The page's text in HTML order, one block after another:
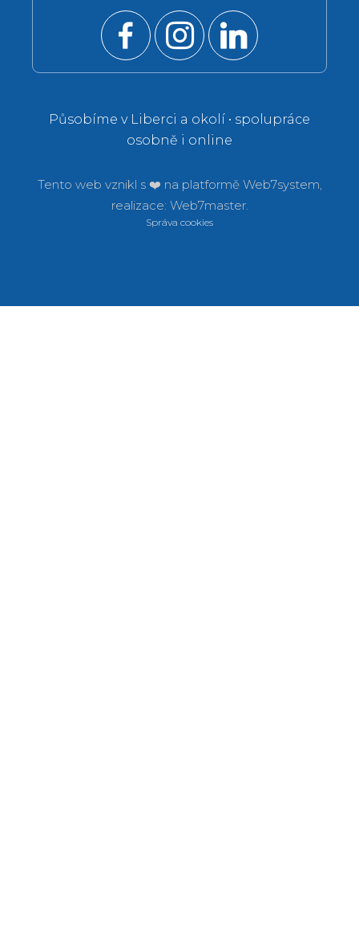
Působíme v Liberci a okolí • spolupráce
osobně i online
Tento web vznikl s ❤️ na platformě Web7system,
realizace: Web7master.
Správa cookies